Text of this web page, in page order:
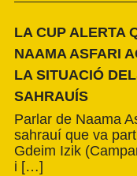
LA CUP ALERTA
NAAMA ASFARI
LA SITUACIÓ
SAHRAUÍS
Parlar de Naama
sahrauí que va
Gdeim Izik
i […]